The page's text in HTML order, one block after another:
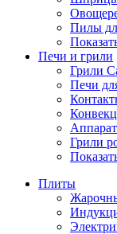
Пилы
Печи и грили
Грили
Печи
Грили
Плиты